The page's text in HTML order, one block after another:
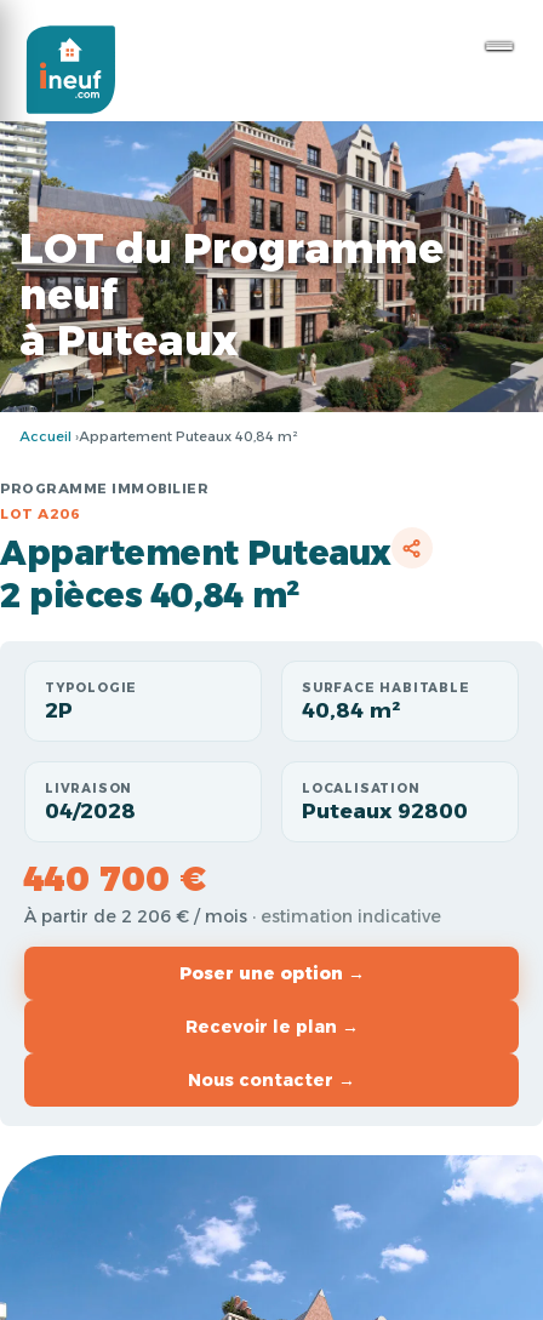
LOT du Programme
neuf
à Puteaux
Accueil Appartement Puteaux 40,84 m²
PROGRAMME IMMOBILIER
LOT A206
Appartement Puteaux
2 pièces 40,84 m²
TYPOLOGIE
2P
SURFACE HABITABLE
40,84 m²
LIVRAISON
04/2028
LOCALISATION
Puteaux 92800
440 700 €
À partir de 2 206 € / mois · estimation indicative
Poser une option →
Recevoir le plan →
Nous contacter →